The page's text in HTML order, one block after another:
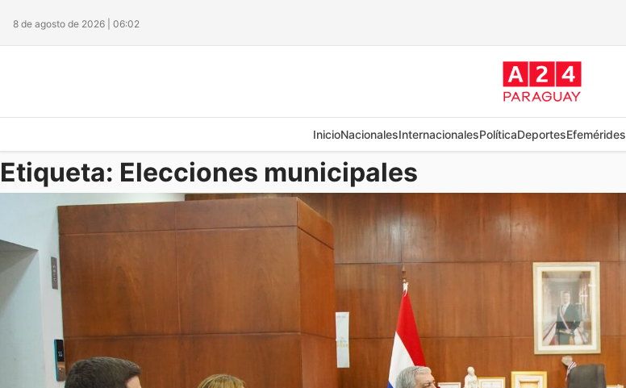
8 de agosto de 2026 | 06:02
InicioNacionalesInternacionalesPolíticaDeportesEfemérides
Etiqueta: Elecciones municipales